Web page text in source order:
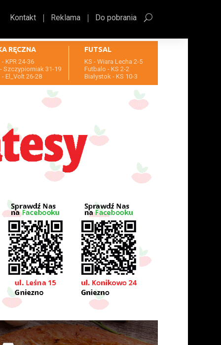
Kontakt Reklama Do pobrania
RĘCZNA
- KPR 24-36
- Szczypiorniak 31-19
- El_Volt 26-28
FUTSAL
KS - Wiara Lecha 2-5
Futbalo - KS 2-2
Białystok - KS 10-3